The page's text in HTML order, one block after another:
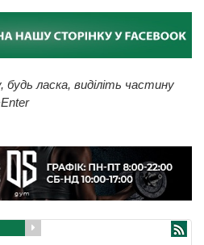
ласка, виділіть частину